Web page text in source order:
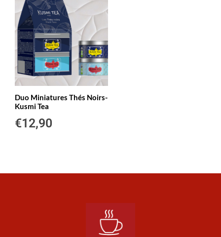
Duo Miniatures Thés Noirs-
Kusmi Tea
€12,90